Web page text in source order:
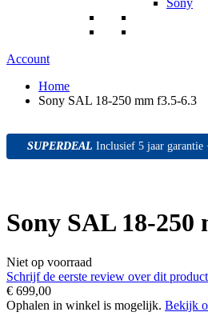
Sony
Account
Home
Sony SAL 18-250 mm f3.5-6.3
SUPERDEAL
SUPERDEAL
SUPERDEAL Inclusief 5 jaar
Sony SAL 18-250
Niet op voorraad
Schrijf de eerste review over dit product
€ 699,00
Ophalen in winkel is mogelijk. Bekijk